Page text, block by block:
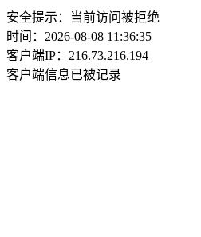
安全提示：当前访问被拒绝
时间：2026-08-08 11:36:35
客户端IP：216.73.216.194
客户端信息已被记录